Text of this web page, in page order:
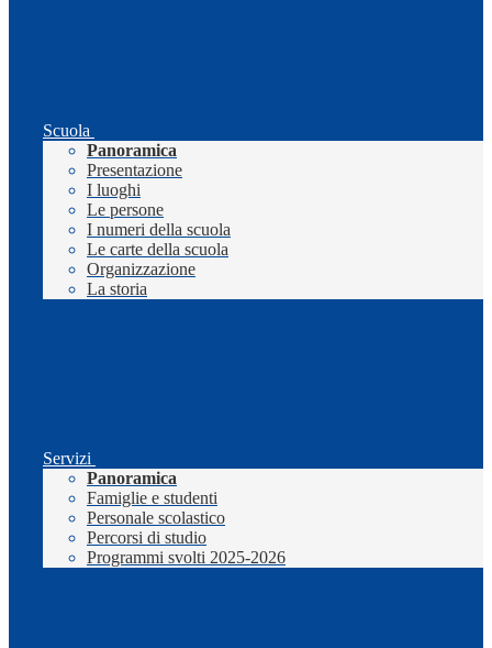
Scuola
Panoramica
Presentazione
I luoghi
Le persone
I numeri della scuola
Le carte della scuola
Organizzazione
La storia
Servizi
Panoramica
Famiglie e studenti
Personale scolastico
Percorsi di studio
Programmi svolti 2025-2026